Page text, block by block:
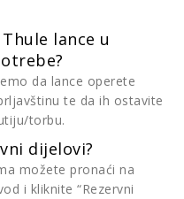
lance u
da lance operete
te da ih ostavite
torbu.
dijelovi?
možete pronaći na
i kliknite “Rezervni